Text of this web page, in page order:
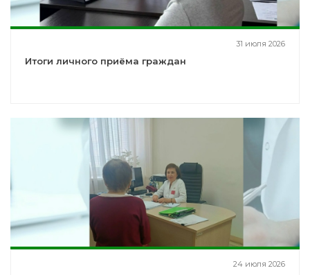
31 июля 2026
Итоги личного приёма граждан
24 июля 2026